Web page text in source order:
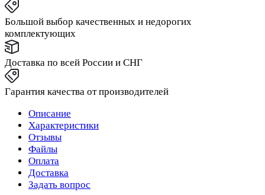
Большой выбор качественных и недорогих
комплектующих
Доставка по всей России и СНГ
Гарантия качества от производителей
Описание
Характеристики
Отзывы
Файлы
Оплата
Доставка
Задать вопрос